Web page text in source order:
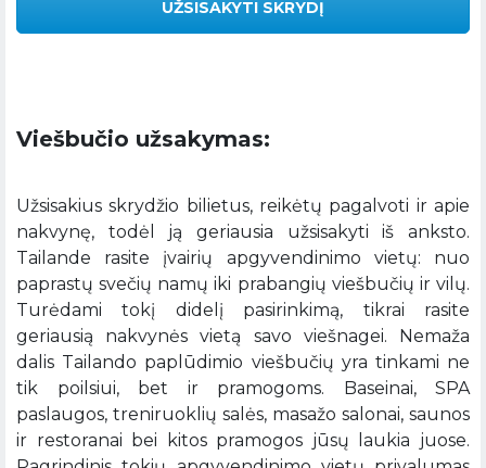
UŽSISAKYTI SKRYDĮ
Viešbučio užsakymas:
Užsisakius skrydžio bilietus, reikėtų pagalvoti ir apie
nakvynę, todėl ją geriausia užsisakyti iš anksto.
Tailande rasite įvairių apgyvendinimo vietų: nuo
paprastų svečių namų iki prabangių viešbučių ir vilų.
Turėdami tokį didelį pasirinkimą, tikrai rasite
geriausią nakvynės vietą savo viešnagei. Nemaža
dalis Tailando paplūdimio viešbučių yra tinkami ne
tik poilsiui, bet ir pramogoms. Baseinai, SPA
paslaugos, treniruoklių salės, masažo salonai, saunos
ir restoranai bei kitos pramogos jūsų laukia juose.